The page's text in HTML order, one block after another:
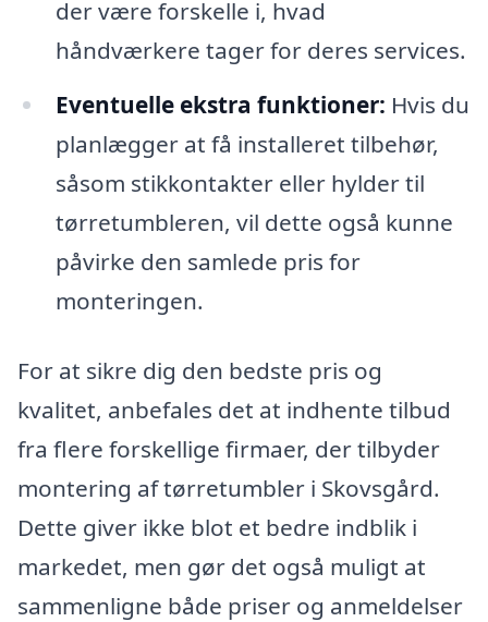
der være forskelle i, hvad
håndværkere tager for deres services.
Eventuelle ekstra funktioner: Hvis du
planlægger at få installeret tilbehør,
såsom stikkontakter eller hylder til
tørretumbleren, vil dette også kunne
påvirke den samlede pris for
monteringen.
For at sikre dig den bedste pris og
kvalitet, anbefales det at indhente tilbud
fra flere forskellige firmaer, der tilbyder
montering af tørretumbler i Skovsgård.
Dette giver ikke blot et bedre indblik i
markedet, men gør det også muligt at
sammenligne både priser og anmeldelser